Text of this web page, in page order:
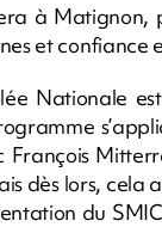
à Matignon,
et confiance
Nationale
François
dès lors, cela
du